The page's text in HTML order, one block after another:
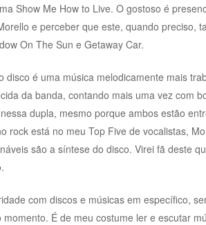
Show Me How to Live. O gostoso é
e perceber que este, quando preciso,
On The Sun e Getaway Car.
disco é uma música melodicamente mais
da banda, contando mais uma vez com
dupla, mesmo porque ambos estão
rock está no meu Top Five de vocalistas,
são a síntese do disco. Virei fã deste
com discos e músicas em específico,
É de meu costume ler e escutar